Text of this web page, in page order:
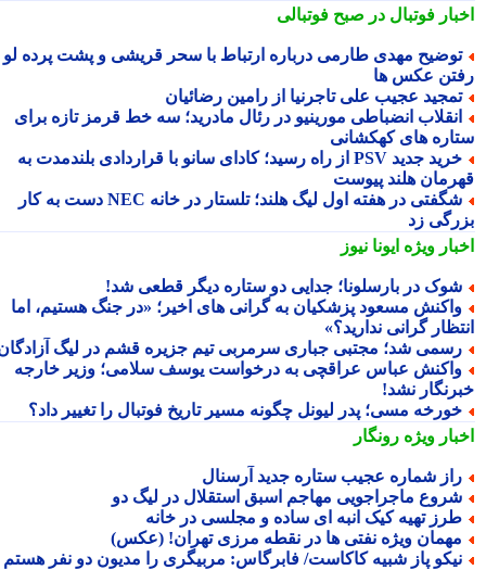
فوتبال در صبح فوتبالی
مهدی طارمی درباره ارتباط با سحر قریشی و پشت پرده لو
عکس ها
عجیب علی تاجرنیا از رامین رضائیان
انضباطی مورینیو در رئال مادرید؛ سه خط قرمز تازه برای
های کهکشانی
خرید جدید PSV از راه رسید؛ کادای سانو با قراردادی بلندمدت به
هلند پیوست
شگفتی در هفته اول لیگ هلند؛ تلستار در خانه NEC دست به کار
زد
ویژهایونا نیوز
در بارسلونا؛ جدایی دو ستاره دیگر قطعی شد!
مسعود پزشکیان به گرانی های اخیر؛ «در جنگ هستیم، اما
گرانی ندارید؟»
شد؛ مجتبی جباری سرمربی تیم جزیره قشم در لیگ آزادگان!
عباس عراقچی به درخواست یوسف سلامی؛ وزیر خارجه
نشد!
مسی؛ پدر لیونل چگونه مسیر تاریخ فوتبال را تغییر داد؟
ویژهرونگار
شماره عجیب ستاره جدید آرسنال
ماجراجویی مهاجم اسبق استقلال در لیگ دو
تهیه کیک انبه ای ساده و مجلسی در خانه
ویژه نفتی ها در نقطه مرزی تهران! (عکس)
پاز شبیه کاکاست/ فابرگاس: مربیگری را مدیون دو نفر هستم